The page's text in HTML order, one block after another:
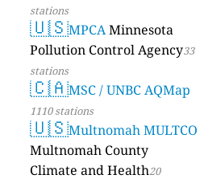
stations
🇺🇸MPCAMinnesota
Pollution Control Agency33
stations
🇨🇦MSC / UNBC AQMap
1110 stations
🇺🇸Multnomah MULTCO
Multnomah County
Climate and Health20